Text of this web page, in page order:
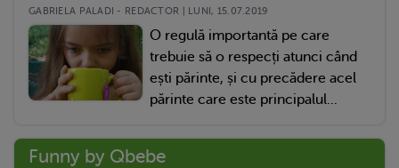
GABRIELA PALADI - REDACTOR | LUNI, 15.07.2019
O regulă importantă pe care
trebuie să o respecți atunci când
ești părinte, și cu precădere acel
părinte care este principalul...
Funny by Qbebe